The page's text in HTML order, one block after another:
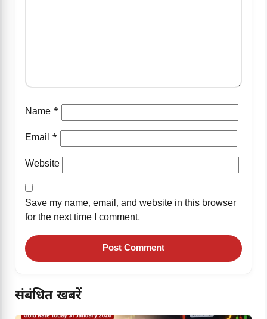
Name *
Email *
Website
Save my name, email, and website in this browser
for the next time I comment.
संबंधित खबरें